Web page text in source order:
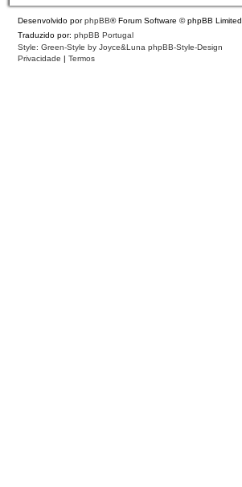
Desenvolvido porphpBB® Forum Software © phpBB Limited
Traduzido por: phpBB Portugal
Style: Green-Style by Joyce&Luna phpBB-Style-Design
Privacidade | Termos